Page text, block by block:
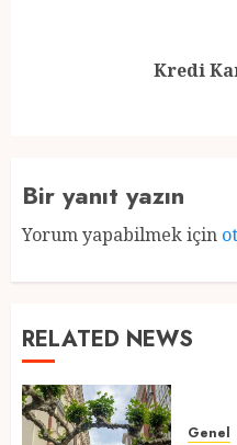
Kredi
Bir yanıt yazın
Yorum yapabilmek için
RELATED NEWS
Genel